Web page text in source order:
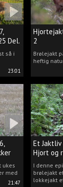
23:01
Del.
så i
2
Brølejakt
heftig
21:47
ukes
med
Et Jaktliv
Hjort og
I denne
brølejakt
lokkejakt